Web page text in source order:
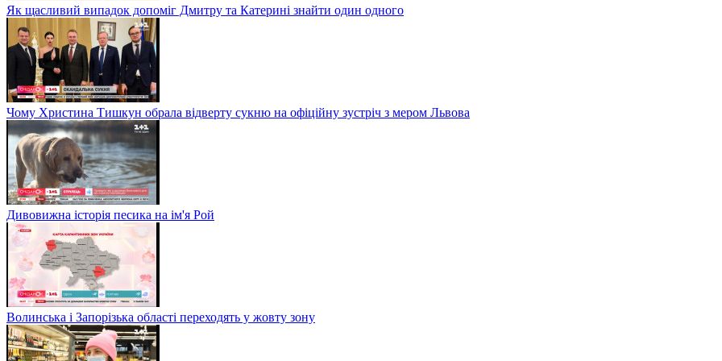
Як щасливий випадок допоміг Дмитру та Катерині знайти один одного
Чому Христина Тишкун обрала відверту сукню на офіційну зустріч з мером Львова
Дивовижна історія песика на ім'я Рой
Волинська і Запорізька області переходять у жовту зону